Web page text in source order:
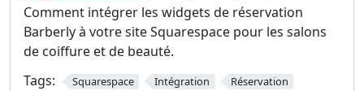
Comment intégrer les widgets de réservation
Barberly à votre site Squarespace pour les salons
de coiffure et de beauté.
Tags:
Squarespace Intégration
Réservation